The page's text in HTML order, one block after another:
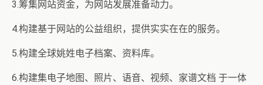
3.筹集网站资金，为网站发展准备动力。
4.构建基于网站的公益组织，提供实实在在的服务。
5.构建全球姚姓电子档案、资料库。
6.构建集电子地图、照片、语音、视频、家谱文档 于一体